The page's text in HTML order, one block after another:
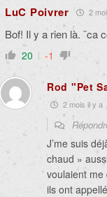
LuC Poivrer 2
Bof! Il y a rien là. ¨ca
20 -1
Rod "Pet
2 mois il y a
J’me suis
chaud »
voulaient
ils ont